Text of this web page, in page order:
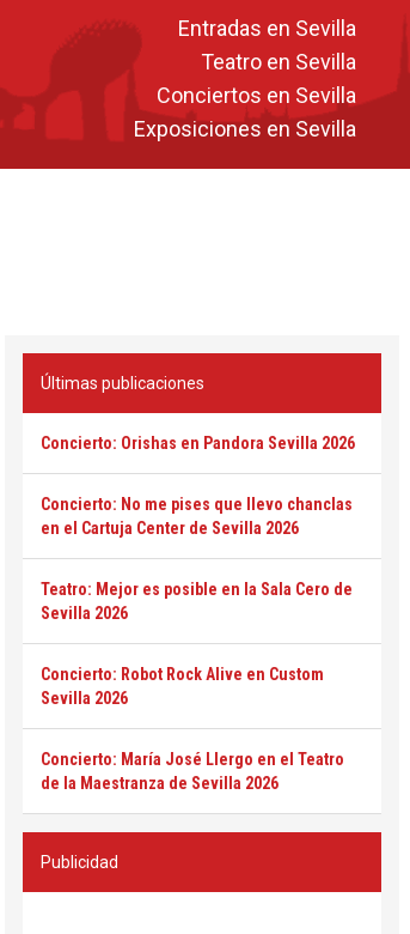
Entradas en Sevilla
Teatro en Sevilla
Conciertos en Sevilla
Exposiciones en Sevilla
Últimas publicaciones
Concierto: Orishas en Pandora Sevilla 2026
Concierto: No me pises que llevo chanclas
en el Cartuja Center de Sevilla 2026
Teatro: Mejor es posible en la Sala Cero de
Sevilla 2026
Concierto: Robot Rock Alive en Custom
Sevilla 2026
Concierto: María José Llergo en el Teatro
de la Maestranza de Sevilla 2026
Publicidad